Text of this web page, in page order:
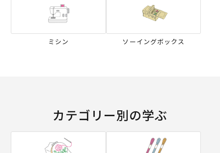
ミシン ソーイングボックス
カテゴリー別の学ぶ